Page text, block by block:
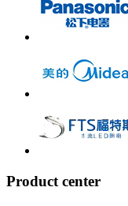
Product center